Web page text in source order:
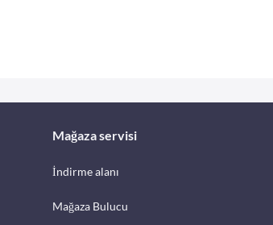
Mağaza servisi
İndirme alanı
Mağaza Bulucu